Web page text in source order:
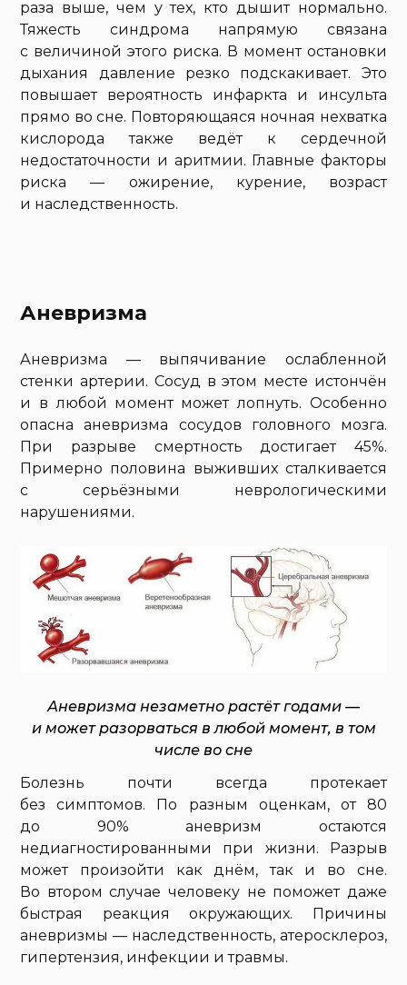
раза выше, чем у тех, кто дышит нормально.
Тяжесть синдрома напрямую связана
с величиной этого риска. В момент остановки
дыхания давление резко подскакивает. Это
повышает вероятность инфаркта и инсульта
прямо во сне. Повторяющаяся ночная нехватка
кислорода также ведёт к сердечной
недостаточности и аритмии. Главные факторы
риска — ожирение, курение, возраст
и наследственность.
Аневризма
Аневризма — выпячивание ослабленной
стенки артерии. Сосуд в этом месте истончён
и в любой момент может лопнуть. Особенно
опасна аневризма сосудов головного мозга.
При разрыве смертность достигает 45%.
Примерно половина выживших сталкивается
с серьёзными неврологическими
нарушениями.
Аневризма незаметно растёт годами —
и может разорваться в любой момент, в том
числе во сне
Болезнь почти всегда протекает
без симптомов. По разным оценкам, от 80
до 90% аневризм остаются
недиагностированными при жизни. Разрыв
может произойти как днём, так и во сне.
Во втором случае человеку не поможет даже
быстрая реакция окружающих. Причины
аневризмы — наследственность, атеросклероз,
гипертензия, инфекции и травмы.